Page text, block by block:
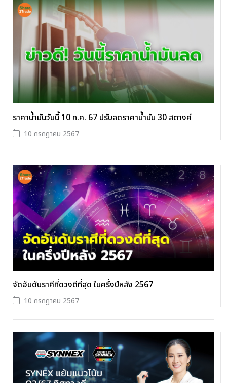
ราคาน้ำมันวันนี้ 10 ก.ค. 67 ปรับลดราคาน้ำมัน 30 สตางค์
10 กรกฎาคม 2567
จัดอันดับราศีที่ดวงดีที่สุด ในครึ่งปีหลัง 2567
10 กรกฎาคม 2567